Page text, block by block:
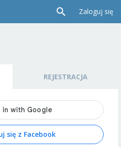
Zaloguj się
REJESTRACJA
się z Facebook